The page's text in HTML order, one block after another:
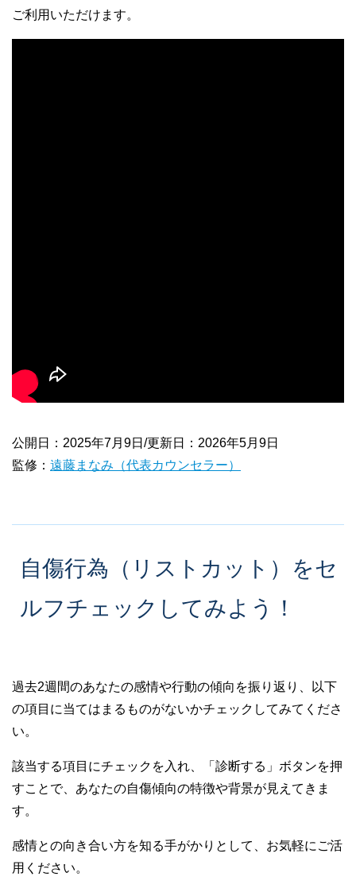
ご利用いただけます。
公開日：2025年7月9日/更新日：2026年5月9日
監修： 遠藤まなみ（代表カウンセラー）
自傷行為（リストカット）をセ
ルフチェックしてみよう！
過去2週間のあなたの感情や行動の傾向を振り返り、以下
の項目に当てはまるものがないかチェックしてみてくださ
い。
該当する項目にチェックを入れ、「診断する」ボタンを押
すことで、あなたの自傷傾向の特徴や背景が見えてきま
す。
感情との向き合い方を知る手がかりとして、お気軽にご活
用ください。